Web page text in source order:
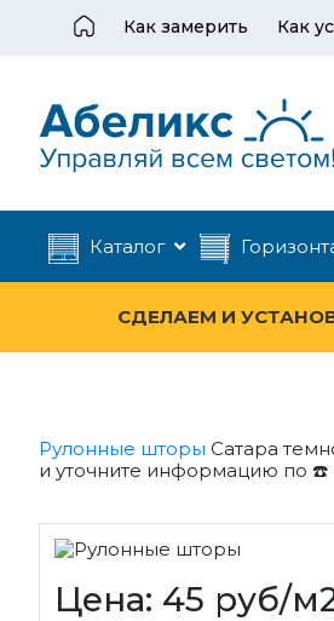
Как замерить Как
Каталог
СДЕЛАЕМ И
Рулонные шторы Сатара
и уточните информацию по ☎️
Цена: 45 руб/